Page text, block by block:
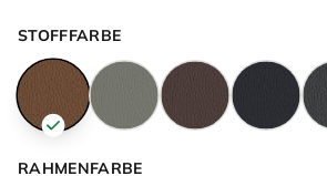
STOFFFARBE
RAHMENFARBE